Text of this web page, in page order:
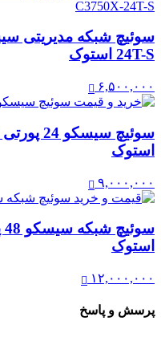
24T-S استوک
۶,۵۰۰,۰۰۰
استوک
۹,۰۰۰,۰۰۰
استوک
۱۲,۰۰۰,۰۰۰
پرسش و پاسخ